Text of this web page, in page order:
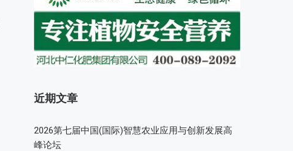
近期文章
2026第七届中国(国际)智慧农业应用与创新发展高
峰论坛